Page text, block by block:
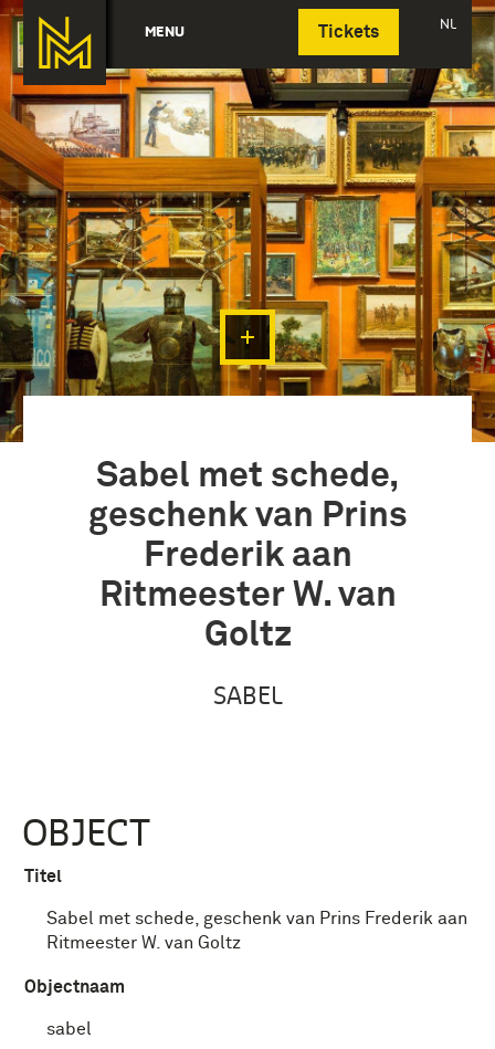
MENU Tickets NL
Deutsch
Sabel met schede,
geschenk van Prins
Frederik aan
Ritmeester W. van
Goltz
SABEL
OBJECT
Titel
Sabel met schede, geschenk van Prins Frederik aan
Ritmeester W. van Goltz
Objectnaam
sabel